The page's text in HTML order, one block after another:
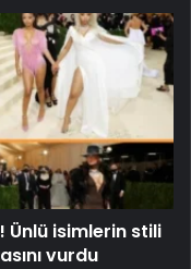
Ünlü isimlerin stili
vurdu